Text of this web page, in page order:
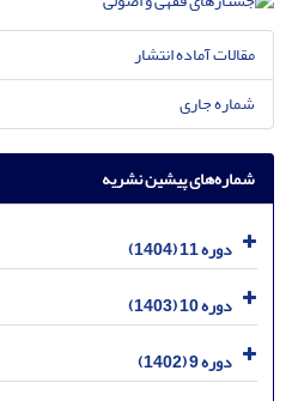
مقالات آماده انتشار
شماره جاری
شماره‌های پیشین نشریه
دوره 11 (1404)
دوره 10 (1403)
دوره 9 (1402)